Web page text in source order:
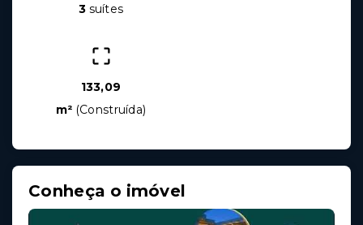
3suítes
133,09
m² (Construída)
Conheça o imóvel